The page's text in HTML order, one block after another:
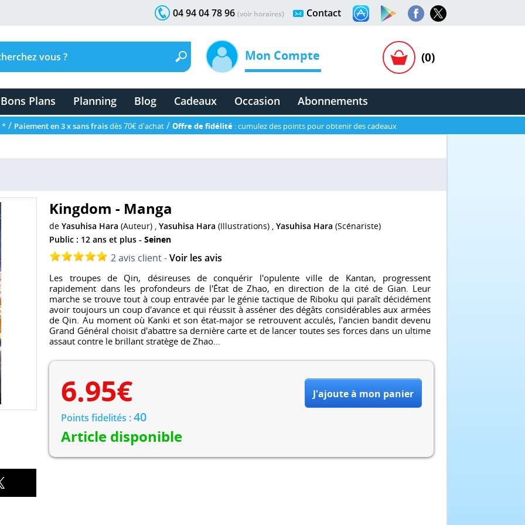
Contact
04 94 04 78 96 (voir horaires)
Mon Compte (0)
Bons Plans Planning Blog Cadeaux Occasion Abonnements
* / Paiement en 3 x sans fraisdès 70€ d'achat / Offre de fidélité : cumulez des points pour obtenir des cadeaux
Kingdom - Manga
deYasuhisa Hara (Auteur) ,Yasuhisa Hara (Illustrations) ,Yasuhisa Hara (Scénariste)
Public : 12 ans et plus -Seinen
2 avis client -Voir les avis
Les troupes de Qin, désireuses de conquérir l'opulente ville de Kantan, progressent
rapidement dans les profondeurs de l'État de Zhao, en direction de la cité de Gian. Leur
marche se trouve tout à coup entravée par le génie tactique de Riboku qui paraît décidément
avoir toujours un coup d'avance et qui réussit à asséner des dégâts considérables aux armées
de Qin. Au moment où Kanki et son état-major se retrouvent acculés, l'ancien bandit devenu
Grand Général choisit d'abattre sa dernière carte et de lancer toutes ses forces dans un ultime
assaut contre le brillant stratège de Zhao...
6.95€
Points fidelités :40
Article disponible